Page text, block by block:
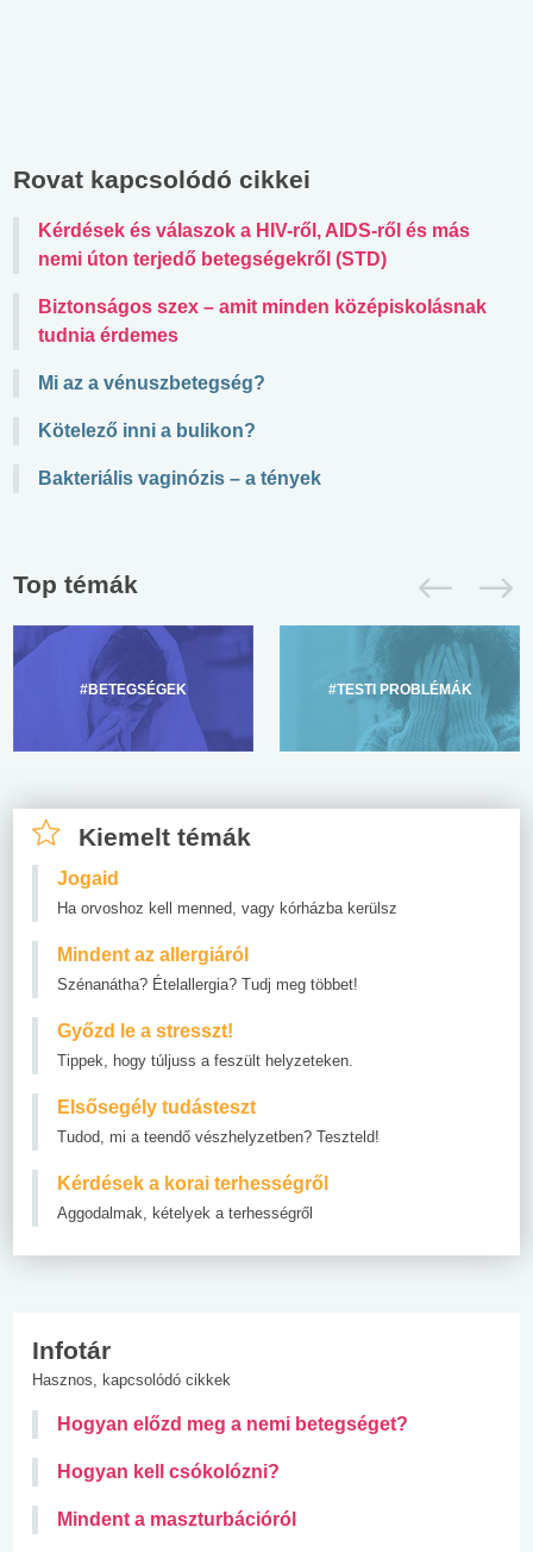
Rovat kapcsolódó cikkei
Kérdések és válaszok a HIV-ről, AIDS-ről és más
nemi úton terjedő betegségekről (STD)
Biztonságos szex – amit minden középiskolásnak
tudnia érdemes
Mi az a vénuszbetegség?
Kötelező inni a bulikon?
Bakteriális vaginózis – a tények
Top témák
#BETEGSÉGEK #TESTI PROBLÉMÁK
Kiemelt témák
Jogaid
Ha orvoshoz kell menned, vagy kórházba kerülsz
Mindent az allergiáról
Szénanátha? Ételallergia? Tudj meg többet!
Győzd le a stresszt!
Tippek, hogy túljuss a feszült helyzeteken.
Elsősegély tudásteszt
Tudod, mi a teendő vészhelyzetben? Teszteld!
Kérdések a korai terhességről
Aggodalmak, kételyek a terhességről
Infotár
Hasznos, kapcsolódó cikkek
Hogyan előzd meg a nemi betegséget?
Hogyan kell csókolózni?
Mindent a maszturbációról